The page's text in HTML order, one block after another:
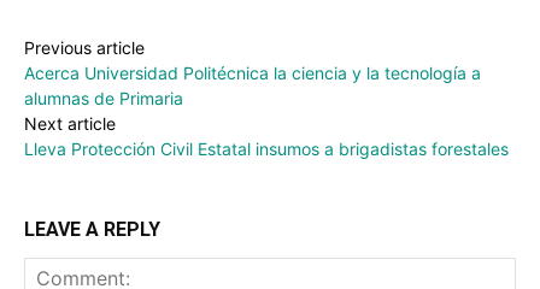
Previous article
Acerca Universidad Politécnica la ciencia y la tecnología a
alumnas de Primaria
Next article
Lleva Protección Civil Estatal insumos a brigadistas forestales
LEAVE A REPLY